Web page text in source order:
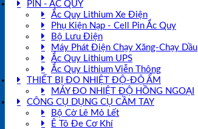
PIN - ẮC QUY
Ắc Quy Lithium Xe Điện
Phụ Kiện Nạp - Cell Pin Ắc Quy
Bộ Lưu Điện
Máy Phát Điện Chạy Xăng-Chạy Dầu
Ắc Quy Lithium UPS
Ắc Quy Lithium Viễn Thông
THIẾT BỊ ĐO NHIỆT ĐỘ-ĐỘ ẨM
MÁY ĐO NHIỆT ĐỘ HỒNG NGOẠI
CÔNG CỤ DỤNG CỤ CẦM TAY
Bộ Cờ Lê Mỏ Lết
Ê Tô Đe Cơ Khí